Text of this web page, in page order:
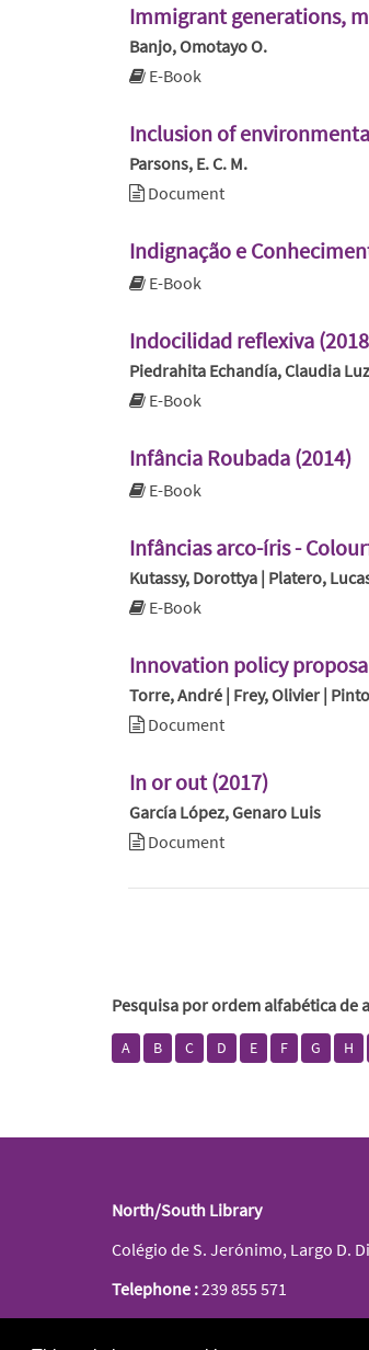
Immigrant generations,
Banjo, Omotayo O.
E-Book
Inclusion of
Parsons, E. C. M.
Document
Indignação e
E-Book
Indocilidad reflexiva
Piedrahita Echandía, Claudia
E-Book
Infância Roubada (2014)
E-Book
Infâncias arco-íris -
Kutassy, Dorottya | Platero,
E-Book
Innovation policy
Torre, André | Frey, Olivier |
Document
In or out (2017)
García López, Genaro Luis
Document
Pesquisa por ordem alfabética de
A B C D E F G H
North/South Library
Colégio de S. Jerónimo, Largo D.
Telephone :239 855 571